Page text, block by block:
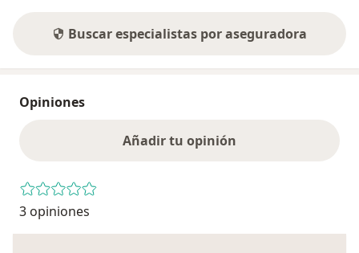
Buscar especialistas por aseguradora
Opiniones
Añadir tu opinión
3 opiniones